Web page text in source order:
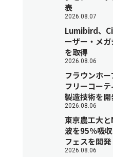
表
2026.08.07
Lumibird、
ーザー・メ
を取得
2026.08.06
フラウンホ
フリーコー
製造技術を開
2026.08.06
東京農工大
波を95％吸
フェスを開発
2026.08.06